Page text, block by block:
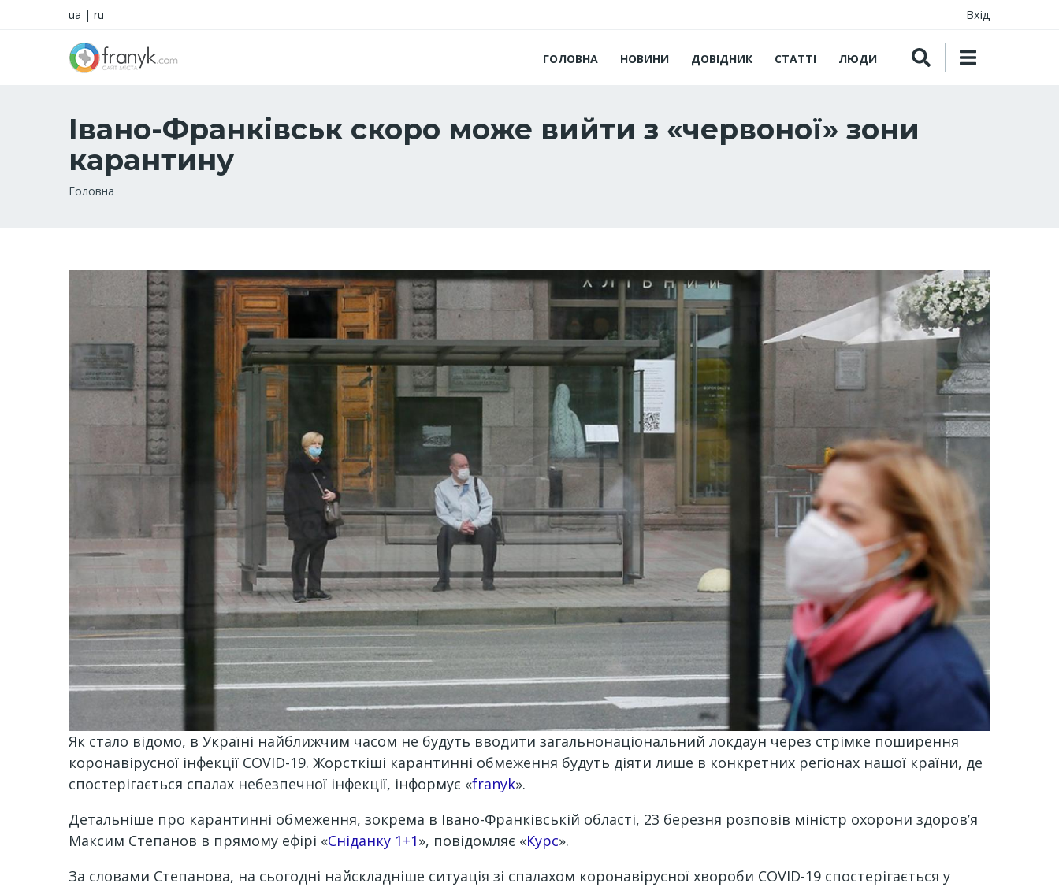
ua | ru Вхід
ГОЛОВНА НОВИНИ ДОВІДНИК СТАТТІ ЛЮДИ
Івано-Франківськ скоро може вийти з «червоної» зони
карантину
Рядок
Головна
Як стало відомо, в Україні найближчим часом не будуть вводити загальнонаціональний локдаун через стрімке поширення
коронавірусної інфекції COVID-19. Жорсткіші карантинні обмеження будуть діяти лише в конкретних регіонах нашої країни, де
спостерігається спалах небезпечної інфекції, інформує «franyk».
Детальніше про карантинні обмеження, зокрема в Івано-Франківській області, 23 березня розповів міністр охорони здоров’я
Максим Степанов в прямому ефірі «Сніданку 1+1», повідомляє «Курс».
За словами Степанова, на сьогодні найскладніше ситуація зі спалахом коронавірусної хвороби COVID-19 спостерігається у